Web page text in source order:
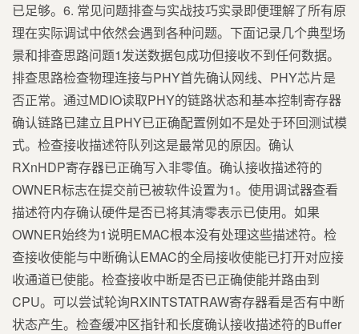
已足够。6. 常见问题排查与实战技巧实录即便理解了所有原
理在实际调试中依然会遇到各种问题。下面记录几个典型场
景和排查思路问题1发送数据包成功但接收不到任何数据。
排查思路检查物理连接与PHY首先确认网线、PHY芯片是
否正常。通过MDIO读取PHY的链路状态和基本控制寄存器
确认链路已建立且PHY已正确配置例如不是处于环回测试模
式。检查接收描述符队列这是最常见的原因。确认
RXnHDP寄存器已正确写入非零值。确认接收描述符的
OWNER标志在提交前已被软件设置为1。使用调试器查看
描述符内存确认硬件是否已将其清零表示已使用。如果
OWNER始终为1说明EMAC根本没有处理这些描述符。检
查接收使能与中断确认EMAC的全局接收使能已打开对应接
收通道已使能。检查接收中断是否已正确使能并路由到
CPU。可以尝试轮询RXINTSTATRAW寄存器看是否有中断
状态产生。检查缓冲区指针和长度确认接收描述符的Buffer